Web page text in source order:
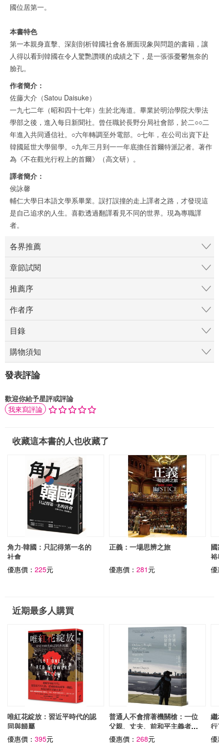
國位居第一。
本書特色
第一本親身直擊、深刻剖析韓國社會各層面現象與問題的書籍，讓
人得以看到韓國在令人驚艷讚嘆的成績之下，是一張張憂鬱無奈的
臉孔。
作者簡介：
佐藤大介（Satou Daisuke）
一九七二年（昭和四十七年）生於北海道。畢業於明治學院大學法
學部之後，進入每日新聞社。曾任職於長野分局社會部，於二○○二
年進入共同通信社。○六年轉調至外電部。○七年，在公司出資下赴
韓國延世大學留學。○九年三月到一一年底擔任首爾特派記者。著作
為《不在觀光行程上的首爾》（高文研）。
譯者簡介：
侯詠馨
輔仁大學日本語文學系畢業。誤打誤撞的走上譯者之路，才發現這
是自己追求的人生。喜歡透過翻譯看見不同的世界。現為專職譯
者。
各界推薦
章節試閱
推薦序
作者序
目錄
購物須知
發表評論
歡迎你給予星評或評論
我來寫評論
收藏這本書的人也收藏了
角力‧韓國：只記得第一名的
社會
優惠價： 225元
正義：一場思辨之旅
優惠價：281 元
近期最多人購買
唯紅花綻放：習近平時代的認
同與歸屬
優惠價： 395元
普通人不會揹著機關槍：一位
父親、丈夫、前和平主義者對
戰爭的思考
優惠價：268元